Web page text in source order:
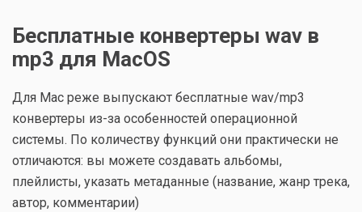
Бесплатные конвертеры wav в
mp3 для MacOS
Для Mac реже выпускают бесплатные wav/mp3
конвертеры из-за особенностей операционной
системы. По количеству функций они практически не
отличаются: вы можете создавать альбомы,
плейлисты, указать метаданные (название, жанр трека,
автор, комментарии)